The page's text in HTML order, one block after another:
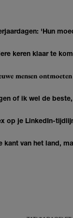
'Hun
keren klaar te
mensen
of ik wel de
op je LinkedIn-
kant van het land,